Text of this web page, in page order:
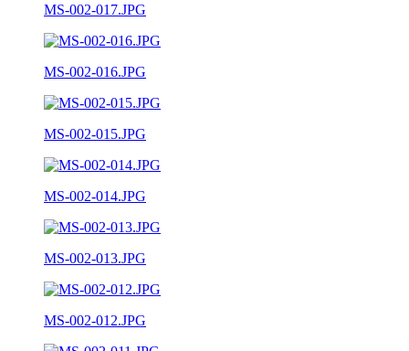
MS-002-017.JPG
MS-002-016.JPG
MS-002-015.JPG
MS-002-014.JPG
MS-002-013.JPG
MS-002-012.JPG